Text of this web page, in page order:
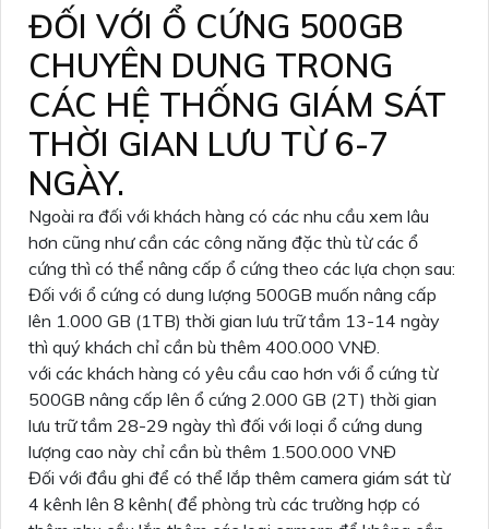
ĐỐI VỚI Ổ CỨNG 500GB
CHUYÊN DUNG TRONG
CÁC HỆ THỐNG GIÁM SÁT
THỜI GIAN LƯU TỪ 6-7
NGÀY.
Ngoài ra đối với khách hàng có các nhu cầu xem lâu
hơn cũng như cần các công năng đặc thù từ các ổ
cứng thì có thể nâng cấp ổ cứng theo các lựa chọn sau:
Đối với ổ cứng có dung lượng 500GB muốn nâng cấp
lên 1.000 GB (1TB) thời gian lưu trữ tầm 13-14 ngày
thì quý khách chỉ cần bù thêm 400.000 VNĐ.
với các khách hàng có yêu cầu cao hơn với ổ cứng từ
500GB nâng cấp lên ổ cứng 2.000 GB (2T) thời gian
lưu trữ tầm 28-29 ngày thì đối với loại ổ cứng dung
lượng cao này chỉ cần bù thêm 1.500.000 VNĐ
Đối với đầu ghi để có thể lắp thêm camera giám sát từ
4 kênh lên 8 kênh( để phòng trù các trường hợp có